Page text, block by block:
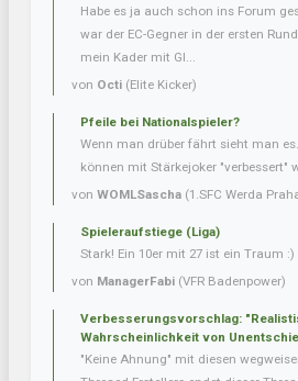
Habe es ja auch schon ins Forum
war der EC-Gegner in der ersten
mein Kader mit Gl...
von Octi (Elite Kicker)
Pfeile bei Nationalspieler?
Wenn man drüber fährt sieht man
können mit Stärkejoker "verbessert"
von WOMLSascha (1.SFC Werda
Spieleraufstiege (Liga)
Stark! Ein 10er mit 27 ist ein Traum :)
von ManagerFabi (VFR Badenpower)
Verbesserungsvorschlag:
Wahrscheinlichkeit von
"Keine Ahnung" mit diesen